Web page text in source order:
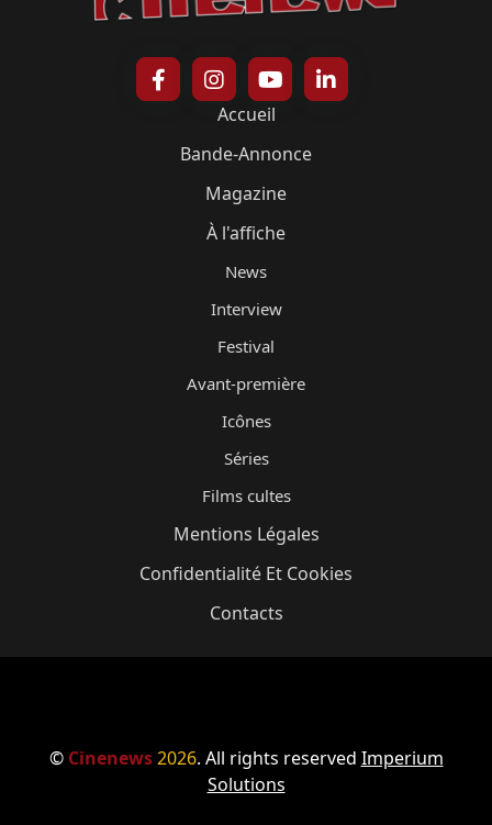
Accueil
Bande-Annonce
Magazine
À l'affiche
News
Interview
Festival
Avant-première
Icônes
Séries
Films cultes
Mentions Légales
Confidentialité Et Cookies
Contacts
© Cinenews 2026. All rights reserved Imperium
Solutions